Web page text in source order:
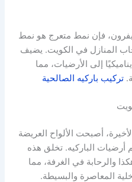
فإن نمط متعرج هو نمط
المنازل في الكويت. يضيف
إلى الأرضيات، مما
تركيب باركيه الصالحية
أصبحت الألواح العريضة
أرضيات الباركيه. تخلق هذه
والرحابة في الغرفة، مما
المعاصرة والبسيطة.